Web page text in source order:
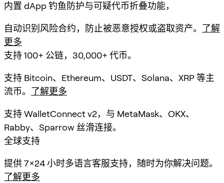
内置 dApp 钓鱼防护与可疑代币折叠功能，
自动识别风险合约，防止被恶意授权或盗取资产。 了解
更多
支持 100+ 公链，30,000+ 代币。
支持 Bitcoin、Ethereum、USDT、Solana、XRP 等主
流币。 了解更多
支持 WalletConnect v2，与 MetaMask、OKX、
Rabby、Sparrow 丝滑连接。
全球支持
提供 7×24 小时多语言客服支持，随时为你解决问题。
了解更多